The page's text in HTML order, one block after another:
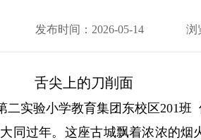
发布时间：2026-05-14 浏
舌尖上的刀削面
二实验小学教育集团东校区201班
同过年。这座古城飘着浓浓的烟